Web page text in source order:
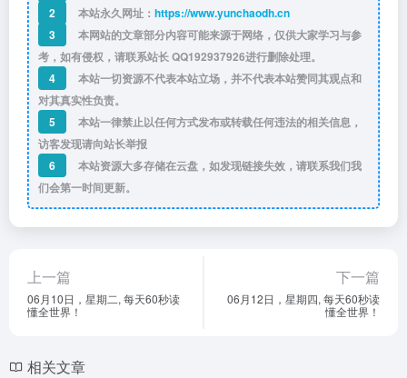
2 本站永久网址： https://www.yunchaodh.cn
3
本网站的文章部分内容可能来源于网络，仅供大家学习与参
考，如有侵权，请联系站长 QQ192937926进行删除处理。
4
本站一切资源不代表本站立场，并不代表本站赞同其观点和
对其真实性负责。
5
本站一律禁止以任何方式发布或转载任何违法的相关信息，
访客发现请向站长举报
6
本站资源大多存储在云盘，如发现链接失效，请联系我们我
们会第一时间更新。
上一篇
06月10日，星期二, 每天60秒读
懂全世界！
下一篇
06月12日，星期四, 每天60秒读
懂全世界！
相关文章